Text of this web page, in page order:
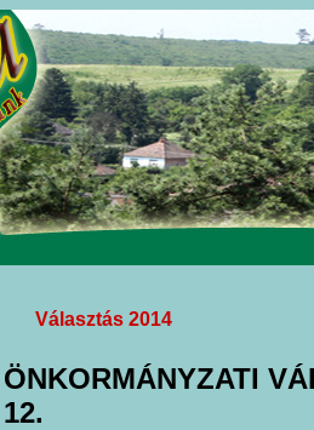
Választás 2014
ÖNKORMÁNYZATI
12.